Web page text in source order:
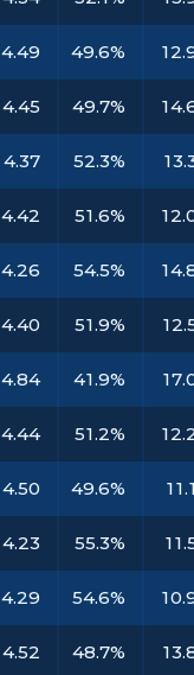
4.49 49.6%
4.45 49.7%
4.37 52.3%
4.42 51.6%
4.26 54.5%
4.40 51.9%
4.84 41.9%
4.44 51.2%
4.50 49.6%
4.23 55.3%
4.29 54.6%
4.52 48.7%